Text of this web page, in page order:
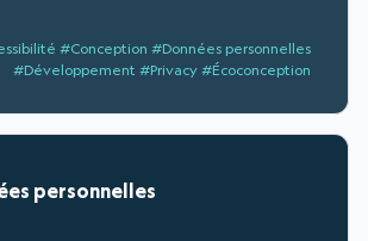
#Conception #Données personnelles
#Développement #Privacy #Écoconception
personnelles